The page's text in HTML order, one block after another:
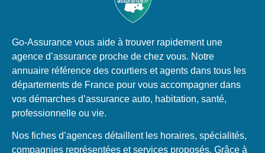
Go-Assurance vous aide à trouver rapidement une
agence d’assurance proche de chez vous. Notre
annuaire référence des courtiers et agents dans tous les
départements de France pour vous accompagner dans
vos démarches d’assurance auto, habitation, santé,
professionnelle ou vie.
Nos fiches d’agences détaillent les horaires, spécialités,
compagnies représentées et services proposés. Grâce à